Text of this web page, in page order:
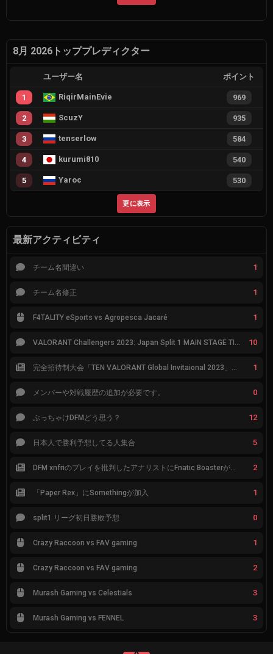
8月 2026トッププレディクター
ユーザー名 ポイント
1 RiqirMainEvie 969
2 ScuzY 935
3 tenserlow 584
4 kurumi810 540
5 Yaroc 530
更に表示
最新アクティビティ
チーム名間違い 1
チーム名修正 1
F4TALITY eSports vs Agropesca Jacaré 1
10
1
メンバーや対戦履歴の追加が必要です。 0
ぶっちゃけDFMどう思う？ 12
日本人で勝利予想してる人集合 5
DFM xnfriのプレイを批判したアナリストにFnatic Boasterが反応「DFMは仕組みの強化が必要なだけ」 2
「Paper Rex」にSomethingが加入 1
split1 リーグ初日勝敗予想 0
Crazy Raccoon vs FAV gaming 1
Crazy Raccoon vs FAV gaming 2
Murash Gaming vs Celestials 3
Murash Gaming vs FENNEL 3